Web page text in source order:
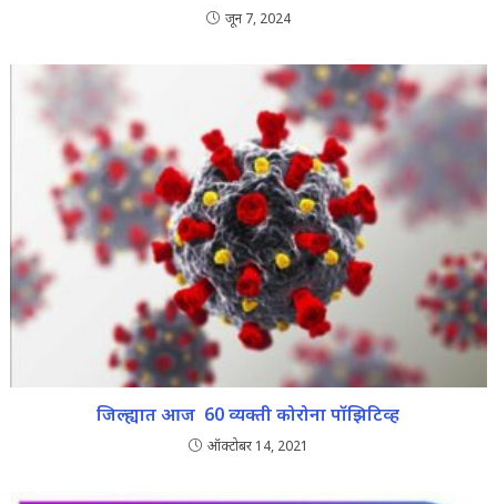
जून 7, 2024
जिल्ह्यात आज 60 व्यक्ती कोरोना पॉझिटिव्ह
ऑक्टोबर 14, 2021